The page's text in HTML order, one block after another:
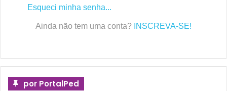
Esqueci minha senha...
Ainda não tem uma conta? INSCREVA-SE!
por PortalPed